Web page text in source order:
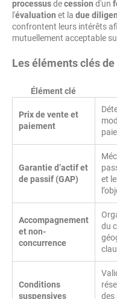
processusdecession d'un
l'évaluation et la due
confrontent leurs intérêts
mutuellement acceptable
Les éléments clés
Élément clé
Prix de vente et
paiement
Garantie d’actif et
de passif (GAP)
et
Accompagnement
et non-
concurrence
du
Conditions
suspensives
des